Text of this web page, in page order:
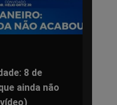
8 de
ainda não